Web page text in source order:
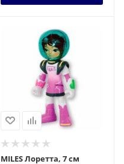
MILES Лоретта, 7 см